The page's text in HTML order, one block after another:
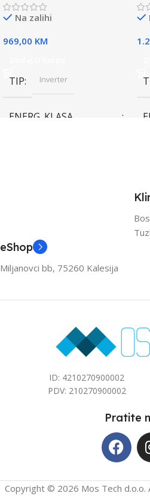
Na zalihi
969,00 KM
TIP Inverter
ENERG. KLASA
ZA PROSTOR DO (M2)
40
eShop
Miljanovci bb, 75260 Kalesija
ID: 4210270900002
PDV: 210270900002
Pratite
Copyright © 2026 Mos Tech